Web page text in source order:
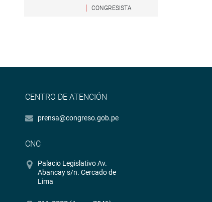
CONGRESISTA
CENTRO DE ATENCIÓN
prensa@congreso.gob.pe
CNC
Palacio Legislativo Av.
Abancay s/n. Cercado de
Lima